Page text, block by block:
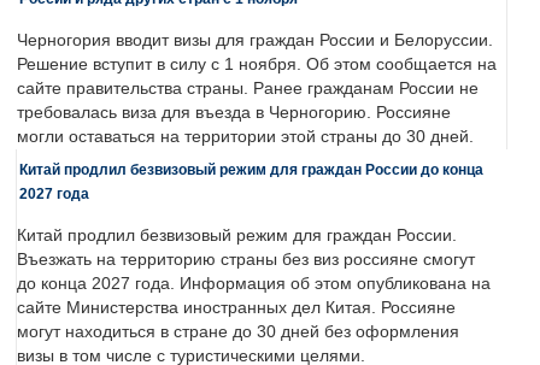
Черногория вводит визы для граждан России и Белоруссии.
Решение вступит в силу с 1 ноября. Об этом сообщается на
сайте правительства страны. Ранее гражданам России не
требовалась виза для въезда в Черногорию. Россияне
могли оставаться на территории этой страны до 30 дней.
Китай продлил безвизовый режим для граждан России до конца
2027 года
Китай продлил безвизовый режим для граждан России.
Въезжать на территорию страны без виз россияне смогут
до конца 2027 года. Информация об этом опубликована на
сайте Министерства иностранных дел Китая. Россияне
могут находиться в стране до 30 дней без оформления
визы в том числе с туристическими целями.